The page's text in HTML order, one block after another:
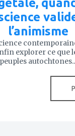
l’animisme
explorer ce que
peuples